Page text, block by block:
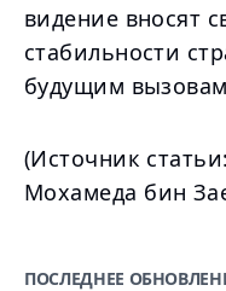
видение вносят
стабильности
будущим
(Источник
Мохамеда бин
ПОСЛЕДНЕЕ